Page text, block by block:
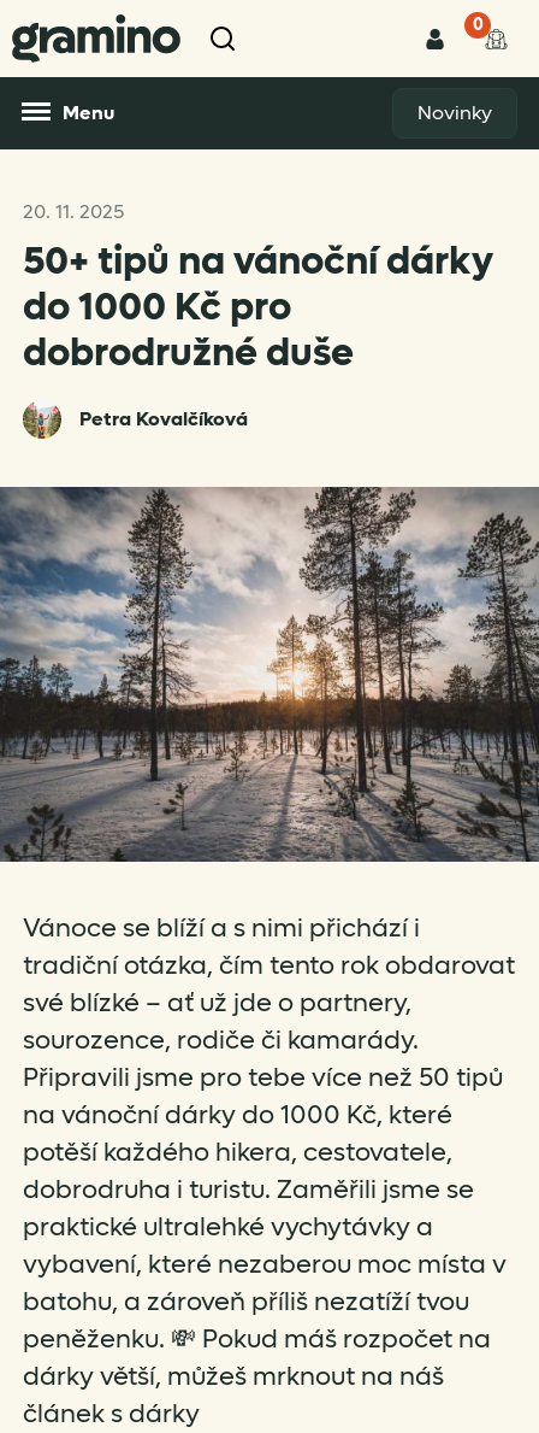
0
Menu Novinky
20. 11. 2025
50+ tipů na vánoční dárky
do 1000 Kč pro
dobrodružné duše
Petra Kovalčíková
Vánoce se blíží a s nimi přichází i
tradiční otázka, čím tento rok obdarovat
své blízké – ať už jde o partnery,
sourozence, rodiče či kamarády.
Připravili jsme pro tebe více než 50 tipů
na vánoční dárky do 1000 Kč, které
potěší každého hikera, cestovatele,
dobrodruha i turistu. Zaměřili jsme se
praktické ultralehké vychytávky a
vybavení, které nezaberou moc místa v
batohu, a zároveň příliš nezatíží tvou
peněženku. 💸 Pokud máš rozpočet na
dárky větší, můžeš mrknout na náš
článek s dárky